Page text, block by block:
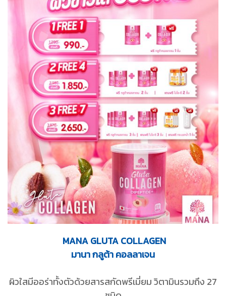
MANA GLUTA COLLAGEN
มานา กลูต้า คอลลาเจน
ผิวใสมีออร่าทั้งตัวด้วยสารสกัดพรีเมี่ยม วิตามินรวมถึง 27